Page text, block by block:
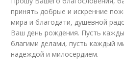
принять добрые и искренние
мира и благодати, душевной
Ваш день рождения. Пусть
благими делами, пусть каждый
надеждой и милосердием.